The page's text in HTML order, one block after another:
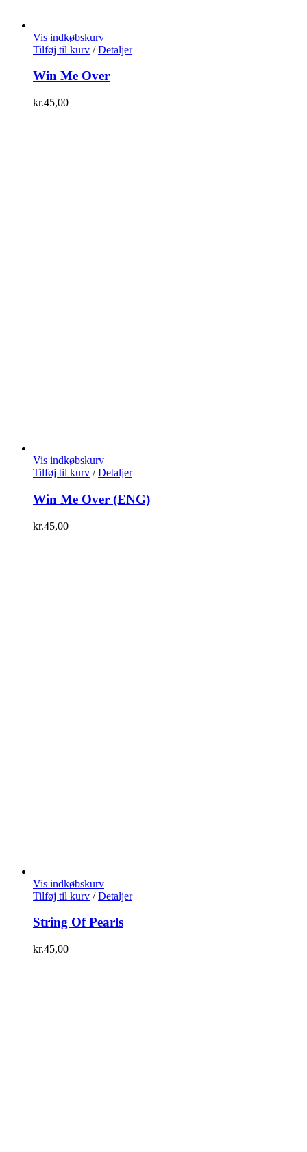
Vis indkøbskurv
Tilføj til kurv / Detaljer
Win Me Over
kr.45,00
Vis indkøbskurv
Tilføj til kurv / Detaljer
Win Me Over (ENG)
kr.45,00
Vis indkøbskurv
Tilføj til kurv / Detaljer
String Of Pearls
kr.45,00